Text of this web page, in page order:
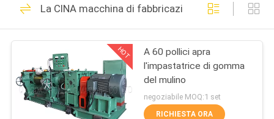
PRODOTTI
CIRCA
NOI
macchina di
fabbricazione di
gomma
La CINA macchina di fabbricazione di gomma
HOT
A 60 pollici apra
l'impastatrice di gomma
del mulino
negoziabile MOQ:1 set
RICHIESTA ORA